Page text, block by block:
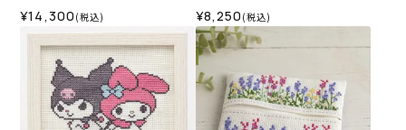
¥14,300 (税込) ¥8,250 (税込)